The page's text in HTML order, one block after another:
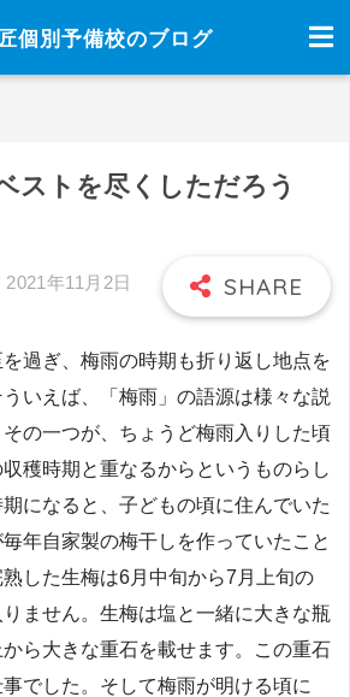
個別予備校のブログ
ストを尽くしただろう
2021年11月2日
過ぎ、梅雨の時期も折り返し地点を
いえば、「梅雨」の語源は様々な説
の一つが、ちょうど梅雨入りした頃
穫時期と重なるからというものらし
になると、子どもの頃に住んでいた
年自家製の梅干しを作っていたこと
した生梅は6月中旬から7月上旬の
ません。生梅は塩と一緒に大きな瓶
ら大きな重石を載せます。この重石
でした。そして梅雨が明ける頃に